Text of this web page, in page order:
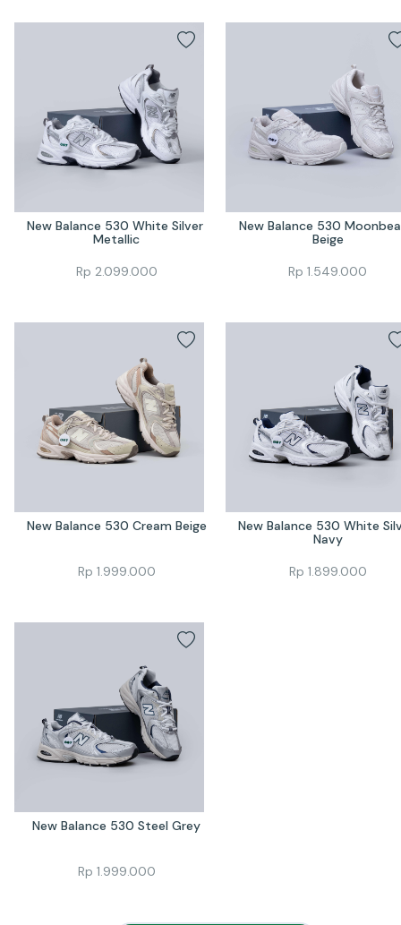
New Balance 530 White Silver
Metallic
Rp 2.099.000
New Balance 530
Beige
Rp 1.549.000
New Balance 530 Cream Beige
Rp 1.999.000
New Balance 530 White
Navy
Rp 1.899.000
New Balance 530 Steel Grey
Rp 1.999.000